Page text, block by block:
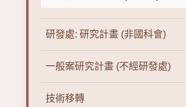
研發處: 研究計畫 (非國科會)
一般案研究計畫 (不經研發處)
技術移轉